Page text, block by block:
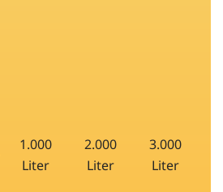
1.000
Liter
2.000
Liter
3.000
Liter